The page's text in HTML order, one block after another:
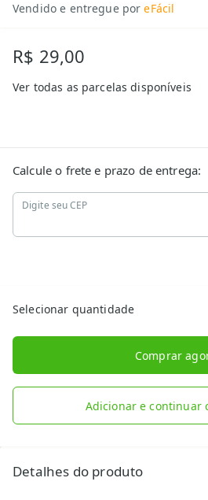
Vendido e entregue por eFácil
R$ 29,00
Ver todas as parcelas disponíveis
Calcule o frete e prazo de entrega:
Digite seu CEP
Selecionar quantidade
Comprar
Adicionar e continuar
Detalhes do produto